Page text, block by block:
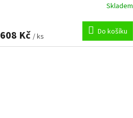
Skladem
608 Kč / ks Do košíku